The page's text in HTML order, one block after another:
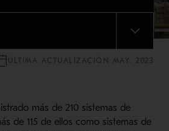
MENU
ÚLTIMA ACTUALIZACIÓN MAY. 2023
más de 210 sistemas de
de 115 de ellos como sistemas de